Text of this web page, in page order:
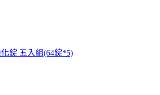
錠 五入組(64錠*5)